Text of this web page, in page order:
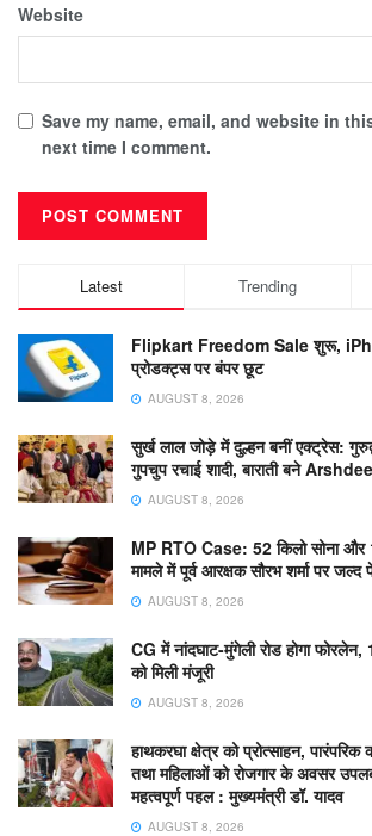
Website
Save my name, email, and website in
next time I comment.
Latest Trending
Flipkart Freedom Sale शुरू,
प्रोडक्ट्स पर बंपर छूट
AUGUST 8, 2026
सुर्ख लाल जोड़े में दुल्हन बनीं एक्ट्रेस:
गुपचुप रचाई शादी, बाराती बने
AUGUST 8, 2026
MP RTO Case: 52 किलो सोना और
मामले में पूर्व आरक्षक सौरभ शर्मा पर जल्द
AUGUST 8, 2026
CG में नांदघाट-मुंगेली रोड होगा
को मिली मंजूरी
AUGUST 8, 2026
हाथकरघा क्षेत्र को प्रोत्साहन,
तथा महिलाओं को रोजगार के अवसर
महत्वपूर्ण पहल : मुख्यमंत्री डॉ. यादव
AUGUST 8, 2026